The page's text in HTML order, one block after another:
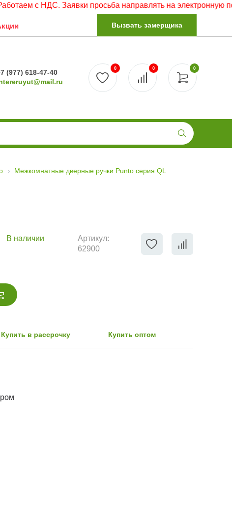
с НДС. Заявки просьба направлять на электронную почту.
Вызвать замерщика
(977) 618-47-40
0
0 0
Межкомнатные дверные ручки Punto серия QL
В наличии
Артикул:
62900
Купить в рассрочку Купить оптом